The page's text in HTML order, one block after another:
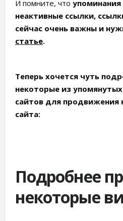
И помните, что
неактивные ссылки,
сейчас очень важны и
статье.
Теперь хочется чуть
некоторые из
сайтов для продвижения
сайта:
Подробнее
некоторые